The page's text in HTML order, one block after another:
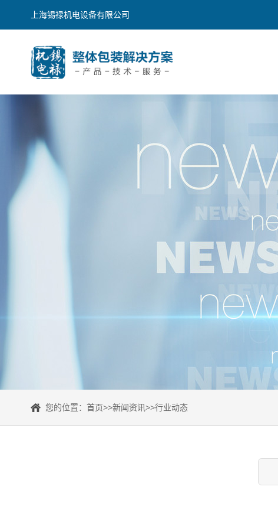
上海锡䘵机电设备有限公司
您的位置： 首页>>新闻资讯>>行业动态